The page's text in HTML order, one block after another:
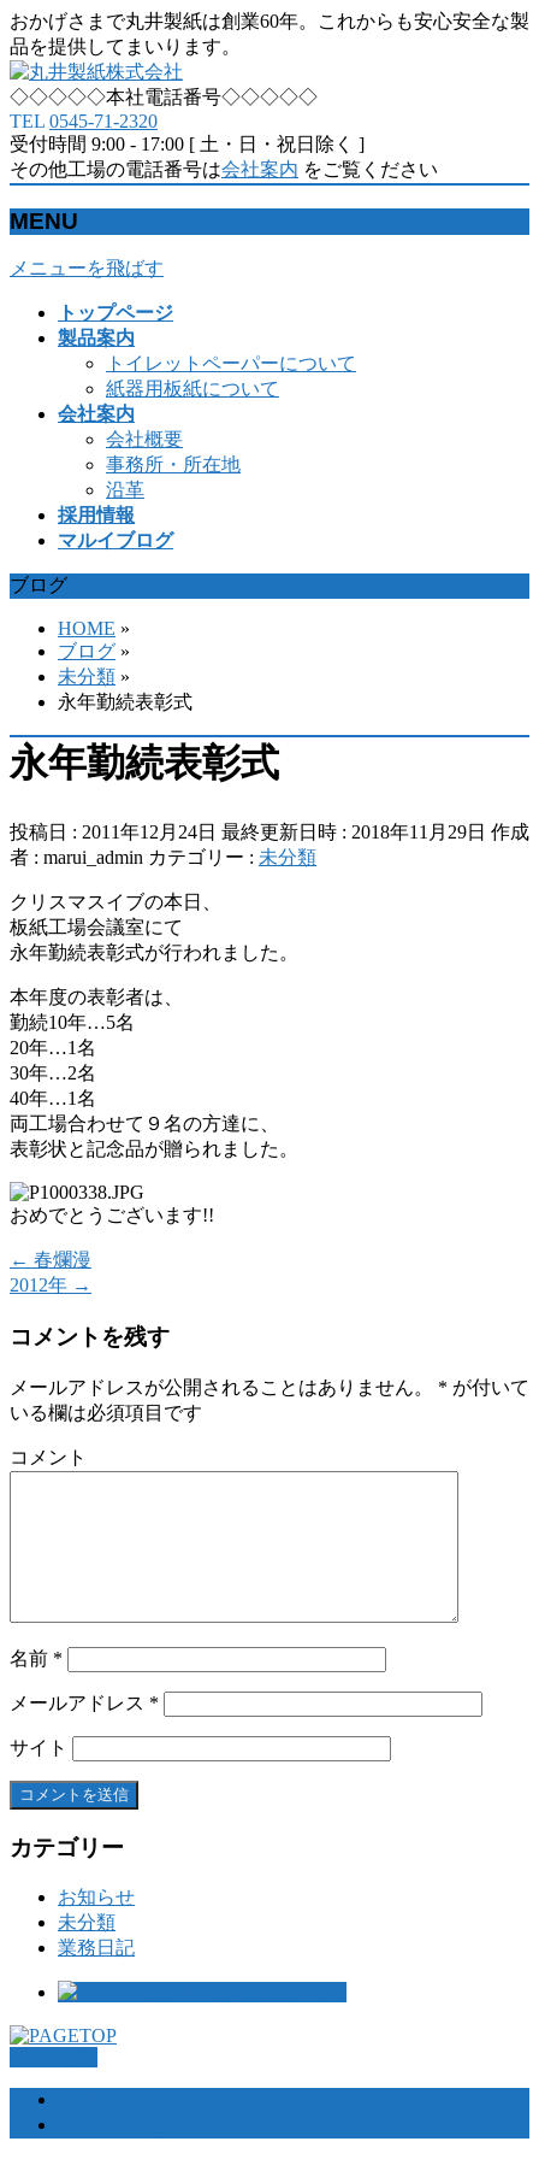
おかげさまで丸井製紙は創業60年。これからも安心安全な製
品を提供してまいります。
◇◇◇◇◇本社電話番号◇◇◇◇◇
TEL 0545-71-2320
受付時間 9:00 - 17:00 [ 土・日・祝日除く ]
その他工場の電話番号は会社案内 をご覧ください
MENU
メニューを飛ばす
トップページ
製品案内
トイレットペーパーについて
紙器用板紙について
会社案内
会社概要
事務所・所在地
沿革
採用情報
マルイブログ
ブログ
HOME »
ブログ »
未分類 »
永年勤続表彰式
永年勤続表彰式
投稿日 : 2011年12月24日 最終更新日時 : 2018年11月29日 作成
者 : marui_admin カテゴリー : 未分類
クリスマスイブの本日、
板紙工場会議室にて
永年勤続表彰式が行われました。
本年度の表彰者は、
勤続10年…5名
20年…1名
30年…2名
40年…1名
両工場合わせて９名の方達に、
表彰状と記念品が贈られました。
おめでとうございます!!
← 春爛漫
2012年 →
コメントを残す
メールアドレスが公開されることはありません。 * が付いて
いる欄は必須項目です
コメント
名前 *
メールアドレス *
サイト
カテゴリー
お知らせ
未分類
業務日記